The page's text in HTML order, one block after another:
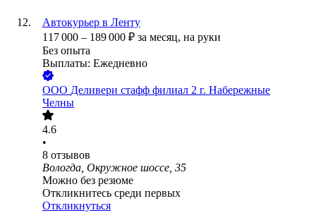
Автокурьер в Ленту
117 000 – 189 000 ₽ за месяц, на руки
Без опыта
Выплаты: Ежедневно
ООО Деливери стафф филиал 2 г. Набережные
Челны
4.6
•
8 отзывов
Вологда, Окружное шоссе, 35
Можно без резюме
Откликнитесь среди первых
Откликнуться